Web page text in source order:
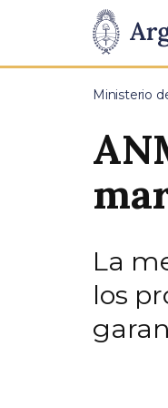
Presidencia
de
Pasar al contenido
Ministerio
La
los